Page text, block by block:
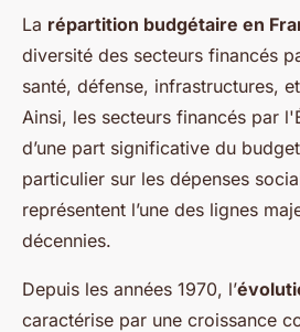
La répartition budgétaire en
diversité des secteurs financés
santé, défense, infrastructures,
Ainsi, les secteurs financés par
d’une part significative du
particulier sur les dépenses
représentent l’une des lignes
décennies.
Depuis les années 1970, l’
caractérise par une croissance